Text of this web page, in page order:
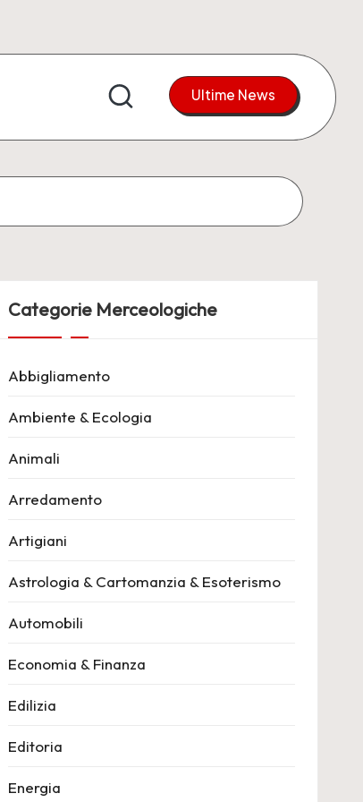
Ultime News
Categorie Merceologiche
Abbigliamento
Ambiente & Ecologia
Animali
Arredamento
Artigiani
Astrologia & Cartomanzia & Esoterismo
Automobili
Economia & Finanza
Edilizia
Editoria
Energia